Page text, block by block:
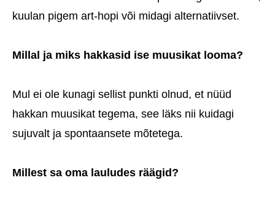
kuulan pigem art-hopi või midagi alternatiivset.
Millal ja miks hakkasid ise muusikat looma?
Mul ei ole kunagi sellist punkti olnud, et nüüd
hakkan muusikat tegema, see läks nii kuidagi
sujuvalt ja spontaansete mõtetega.
Millest sa oma lauludes räägid?